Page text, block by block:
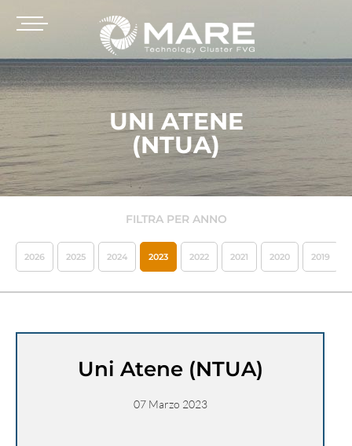
UNI ATENE
(NTUA)
FILTRA PER ANNO
2026 2025 2024 2023 2022 2021 2020 2019
Uni Atene (NTUA)
07 Marzo 2023